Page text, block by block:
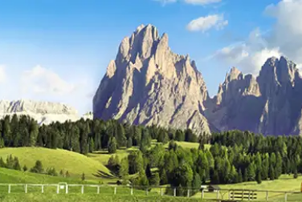
erfahren Sie als Erster von unseren Angeboten!